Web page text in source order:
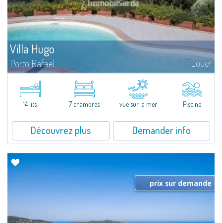
Villa Hugo
Porto Rafael Louer
Dans la pittoresque Porto Rafael, se dresse cette splendide propriété à
l'extraordinaire vue mer. Au cœur d'un merveilleux jardin de 5000 m² ,
Villa Hugo se...
14 lits
7 chambres vue sur la mer Piscine
Découvrez plus Demander info
prix sur demande